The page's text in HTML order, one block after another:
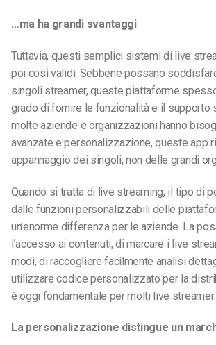
…ma ha grandi svantaggi
Tuttavia, questi semplici sistemi di live
poi così validi. Sebbene possano
singoli streamer, queste piattaforme
grado di fornire le funzionalità e il supporto
molte aziende e organizzazioni hanno
avanzate e personalizzazione, queste app
appannaggio dei singoli, non delle grandi
Quando si tratta di live streaming, il tipo di
dalle funzioni personalizzabili delle
un’enorme differenza per le aziende. La
l’accesso ai contenuti, di marcare i live
modi, di raccogliere facilmente analisi
utilizzare codice personalizzato per la
è oggi fondamentale per molti live
La personalizzazione distingue un